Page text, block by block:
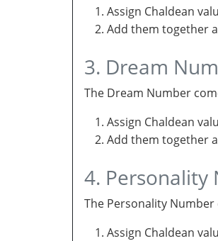
Assign Chaldean
Add them together
3. Dream
The Dream Number
Assign Chaldean
Add them together
4. Personality
The Personality
Assign Chaldean